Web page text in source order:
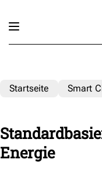
Startseite Smart
Energie